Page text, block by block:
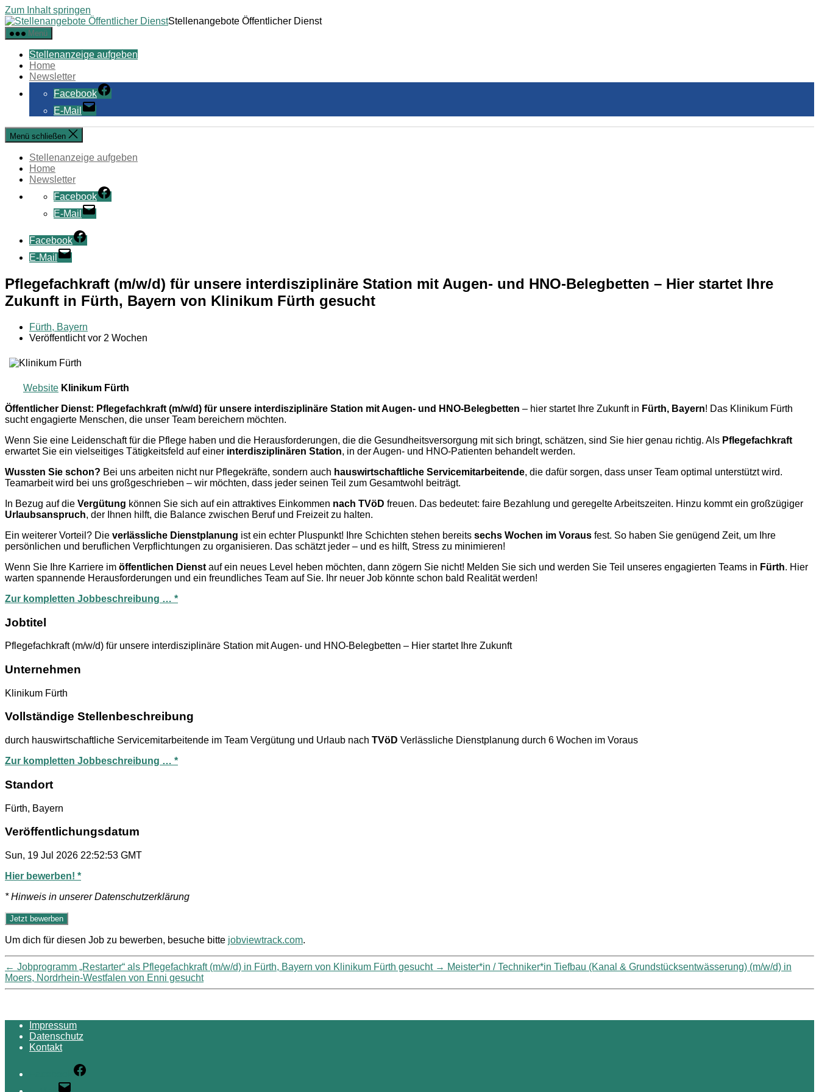
Zum Inhalt springen
Stellenangebote Öffentlicher Dienst
Menü
Stellenanzeige aufgeben
Home
Newsletter
Facebook
E-Mail
Menü schließen
Stellenanzeige aufgeben
Home
Newsletter
Facebook
E-Mail
Facebook
E-Mail
Pflegefachkraft (m/w/d) für unsere interdisziplinäre Station mit Augen- und HNO-Belegbetten – Hier startet Ihre
Zukunft in Fürth, Bayern von Klinikum Fürth gesucht
Fürth, Bayern
Veröffentlicht vor 2 Wochen
Website Klinikum Fürth
Öffentlicher Dienst: Pflegefachkraft (m/w/d) für unsere interdisziplinäre Station mit Augen- und HNO-Belegbetten – hier startet Ihre Zukunft in Fürth, Bayern! Das Klinikum Fürth
sucht engagierte Menschen, die unser Team bereichern möchten.
Wenn Sie eine Leidenschaft für die Pflege haben und die Herausforderungen, die die Gesundheitsversorgung mit sich bringt, schätzen, sind Sie hier genau richtig. Als Pflegefachkraft
erwartet Sie ein vielseitiges Tätigkeitsfeld auf einer interdisziplinären Station, in der Augen- und HNO-Patienten behandelt werden.
Wussten Sie schon? Bei uns arbeiten nicht nur Pflegekräfte, sondern auch hauswirtschaftliche Servicemitarbeitende, die dafür sorgen, dass unser Team optimal unterstützt wird.
Teamarbeit wird bei uns großgeschrieben – wir möchten, dass jeder seinen Teil zum Gesamtwohl beiträgt.
In Bezug auf die Vergütung können Sie sich auf ein attraktives Einkommen nach TVöD freuen. Das bedeutet: faire Bezahlung und geregelte Arbeitszeiten. Hinzu kommt ein großzügiger
Urlaubsanspruch, der Ihnen hilft, die Balance zwischen Beruf und Freizeit zu halten.
Ein weiterer Vorteil? Die verlässliche Dienstplanung ist ein echter Pluspunkt! Ihre Schichten stehen bereits sechs Wochen im Voraus fest. So haben Sie genügend Zeit, um Ihre
persönlichen und beruflichen Verpflichtungen zu organisieren. Das schätzt jeder – und es hilft, Stress zu minimieren!
Wenn Sie Ihre Karriere im öffentlichen Dienst auf ein neues Level heben möchten, dann zögern Sie nicht! Melden Sie sich und werden Sie Teil unseres engagierten Teams in Fürth. Hier
warten spannende Herausforderungen und ein freundliches Team auf Sie. Ihr neuer Job könnte schon bald Realität werden!
Zur kompletten Jobbeschreibung … *
Jobtitel
Pflegefachkraft (m/w/d) für unsere interdisziplinäre Station mit Augen- und HNO-Belegbetten – Hier startet Ihre Zukunft
Unternehmen
Klinikum Fürth
Vollständige Stellenbeschreibung
durch hauswirtschaftliche Servicemitarbeitende im Team Vergütung und Urlaub nach TVöD Verlässliche Dienstplanung durch 6 Wochen im Voraus
Zur kompletten Jobbeschreibung … *
Standort
Fürth, Bayern
Veröffentlichungsdatum
Sun, 19 Jul 2026 22:52:53 GMT
Hier bewerben! *
* Hinweis in unserer Datenschutzerklärung
Um dich für diesen Job zu bewerben, besuche bitte jobviewtrack.com.
← Jobprogramm „Restarter“ als Pflegefachkraft (m/w/d) in Fürth, Bayern von Klinikum Fürth gesucht → Meister*in / Techniker*in Tiefbau (Kanal & Grundstücksentwässerung) (m/w/d) in
Moers, Nordrhein-Westfalen von Enni gesucht
Impressum
Datenschutz
Kontakt